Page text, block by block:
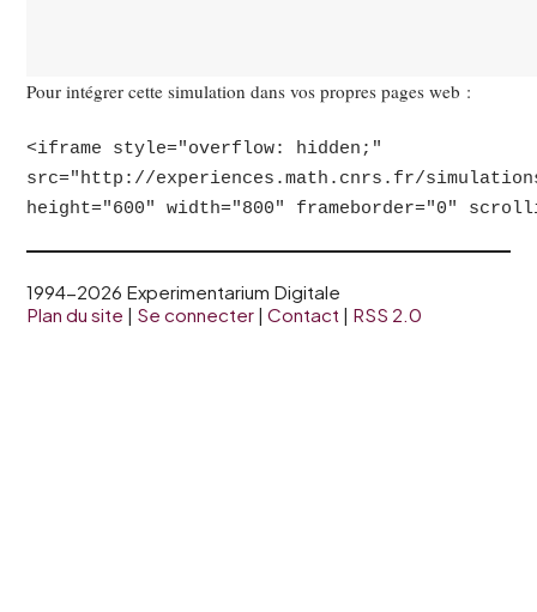
Pour intégrer cette simulation dans vos propres pages web :
<iframe style="overflow: hidden;"
src="http://experiences.math.cnrs.fr/
height="600" width="800" frameborder="0"
1994-2026 Experimentarium Digitale
Plan du site | Se connecter |Contact | RSS 2.0